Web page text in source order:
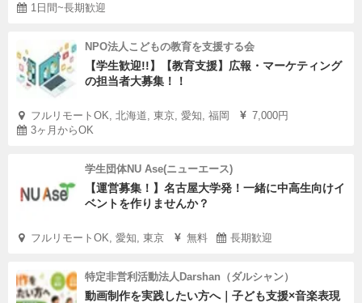
1日間~長期歓迎
NPO法人こどもの教育を支援する会
【学生歓迎!!】【教育支援】広報・マーケティング
の担当者大募集！！
フルリモートOK, 北海道, 東京, 愛知, 福岡
7,000円
3ヶ月からOK
学生団体NU Ase(ニューエース)
【運営募集！】名古屋大学発！一緒に中高生向けイ
ベントを作りませんか？
フルリモートOK, 愛知, 東京 無料 長期歓迎
特定非営利活動法人Darshan（ダルシャン）
動画制作を実践したい方へ｜子ども支援×音楽表現